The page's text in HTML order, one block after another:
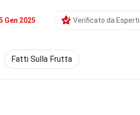
Gen 2025 Verificato da Esperti
Fatti Sulla Frutta